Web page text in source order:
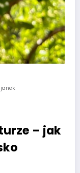
– jak